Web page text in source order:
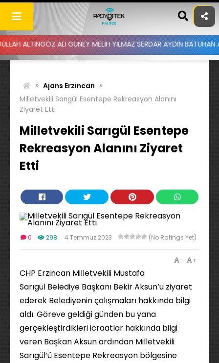
Skip
content
ALİ GÜNEY MELİH YILMAZ SERDAR AYDIN BATUHAN ALTINTAŞ
» Ajans Erzincan »
Milletvekili Sarıgül Esentepe Rekreasyon Alanını
Ziyaret Etti
Milletvekili Sarıgül Esentepe
Rekreasyon Alanını Ziyaret
Etti
0 298 4 Temmuz 2023 (No Ratings Yet)
+
-
CHP Erzincan Milletvekili Mustafa
Sarıgül Belediye Başkanı Bekir Aksun’u ziyaret
ederek Belediyenin çalışmaları hakkında bilgi
aldı. Göreve geldiği günden bu yana
gerçekleştirdikleri icraatlar hakkında bilgi
veren Başkan Aksun ardından Milletvekili
Sarıgül’ü Esentepe Rekreasyon bölgesine